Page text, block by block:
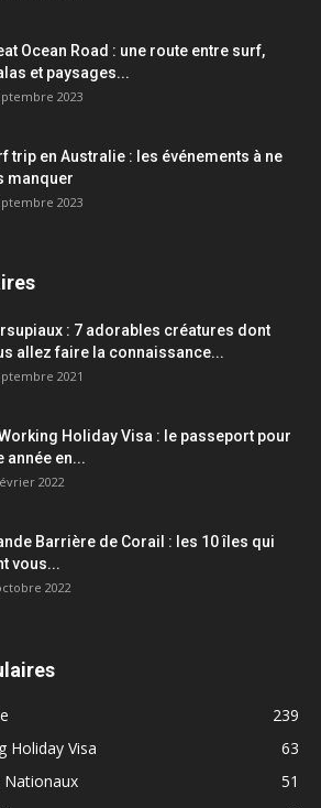
Ocean Road : une route entre surf,
et paysages...
2023
trip en Australie : les événements à ne
manquer
2023
: 7 adorables créatures dont
allez faire la connaissance...
2021
Holiday Visa : le passeport pour
année en...
2022
Barrière de Corail : les 10 îles qui
vous...
2022
239
Holiday Visa
63
Nationaux
51